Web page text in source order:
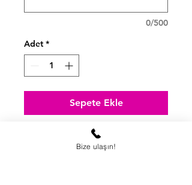
0/500
Adet *
Sepete Ekle
2 Kg. Doğal Heykel Kili
MDF KaideBize ulaşın!